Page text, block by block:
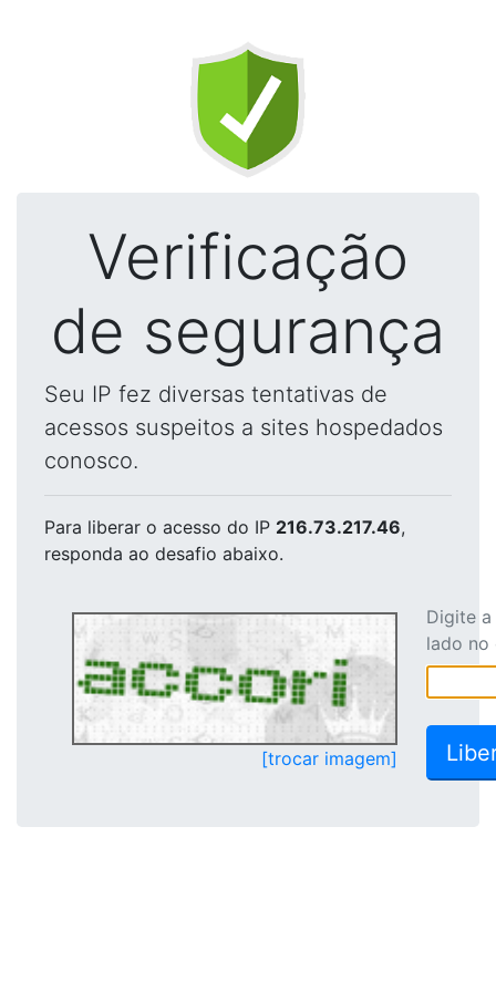
Verificação
de segurança
Seu IP fez diversas tentativas de
acessos suspeitos a sites hospedados
conosco.
Para liberar o acesso do IP 216.73.217.46,
responda ao desafio abaixo.
[trocar imagem]
Digite
lado no